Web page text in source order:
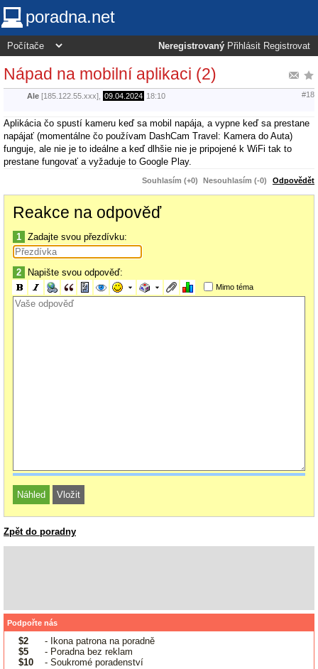
poradna.net
Neregistrovaný Přihlásit Registrovat
Nápad na mobilní aplikaci (2)
Ale [185.122.55.xxx], 09.04.2024 18:10 #18
Aplikácia čo spustí kameru keď sa mobil napája, a vypne keď sa prestane
napájať (momentálne čo používam DashCam Travel: Kamera do Auta)
funguje, ale nie je to ideálne a keď dlhšie nie je pripojené k WiFi tak to
prestane fungovať a vyžaduje to Google Play.
Souhlasím (+0) Nesouhlasím (-0) Odpovědět
Reakce na odpověď
1 Zadajte svou přezdívku:
2 Napište svou odpověď:
Mimo téma
Zpět do poradny
Podpořte nás
$2
- Ikona patrona na poradně
$5
- Poradna bez reklam
$10
- Soukromé poradenství